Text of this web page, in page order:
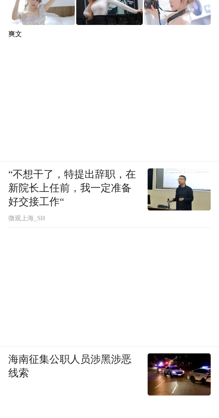
爽文
“不想干了，特提出辞职，在
新院长上任前，我一定准备
好交接工作“
微观上海_SH
海南征集公职人员涉黑涉恶
线索